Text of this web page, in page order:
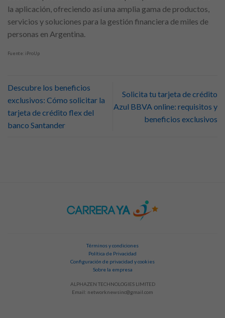
la aplicación, ofreciendo así una amplia gama de productos,
servicios y soluciones para la gestión financiera de miles de
personas en Argentina.
Fuente: iProUp
Descubre los beneficios
exclusivos: Cómo solicitar la
tarjeta de crédito flex del
banco Santander
Solicita tu tarjeta de crédito
Azul BBVA online: requisitos y
beneficios exclusivos
Términos y condiciones
Política de Privacidad
Configuración de privacidad y cookies
Sobre la empresa
ALPHAZEN TECHNOLOGIES LIMITED
Email: networknewsinc@gmail.com